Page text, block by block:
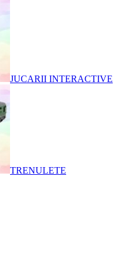
JUCARII INTERACTIVE
TRENULETE